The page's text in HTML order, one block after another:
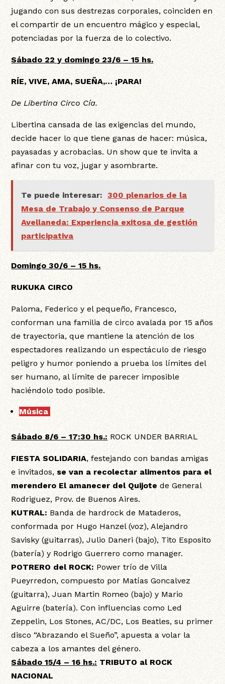
jugando con sus destrezas corporales, coinciden en
el compartir de un encuentro mágico y especial,
potenciadas por la fuerza de lo colectivo.
Sábado 22 y domingo 23/6 – 15 hs.
RÍE, VIVE, AMA, SUEÑA,… ¡PARA!
De Libertina Circo Cía.
Libertina cansada de las exigencias del mundo,
decide hacer lo que tiene ganas de hacer: música,
payasadas y acrobacias. Un show que te invita a
afinar con tu voz, jugar y asombrarte.
Te puede interesar:
300 plenarios de la
Mesa de Trabajo y Consenso de Parque
Avellaneda: Experiencia exitosa de gestión
participativa
Domingo 30/6 – 15 hs.
RUKUKA CIRCO
Paloma, Federico y el pequeño, Francesco,
conforman una familia de circo avalada por 15 años
de trayectoria, que mantiene la atención de los
espectadores realizando un espectáculo de riesgo
peligro y humor poniendo a prueba los límites del
ser humano, al límite de parecer imposible
haciéndolo todo posible.
Música
Sábado 8/6 – 17:30 hs.: ROCK UNDER BARRIAL
FIESTA SOLIDARIA, festejando con bandas amigas
e invitados, se van a recolectar alimentos para el
merendero El amanecer del Quijotede General
Rodriguez, Prov. de Buenos Aires.
KUTRAL: Banda de hardrock de Mataderos,
conformada por Hugo Hanzel (voz), Alejandro
Savisky (guitarras), Julio Daneri (bajo), Tito Esposito
(batería) y Rodrigo Guerrero como manager.
POTRERO del ROCK: Power trío de Villa
Pueyrredon, compuesto por Matías Goncalvez
(guitarra), Juan Martin Romeo (bajo) y Mario
Aguirre (batería). Con influencias como Led
Zeppelin, Los Stones, AC/DC, Los Beatles, su primer
disco “Abrazando el Sueño”, apuesta a volar la
cabeza a los amantes del género.
Sábado 15/4 – 16 hs.: TRIBUTO al ROCK
NACIONAL